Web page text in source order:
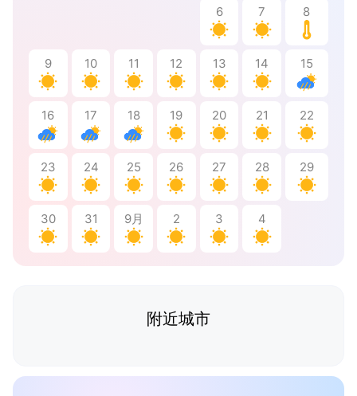
6 7 8
9 10 11 12 13 14 15
16 17 18 19 20 21 22
23 24 25 26 27 28 29
30 31 9月 2 3 4
附近城市